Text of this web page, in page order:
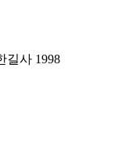
길사 1998